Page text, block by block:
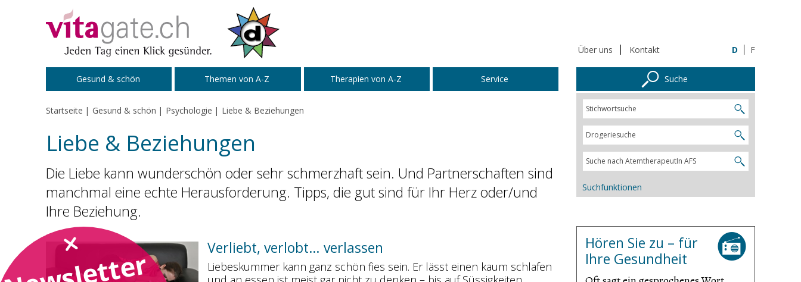
Über uns Kontakt D F
Gesund & schön Themen von A-Z Therapien von A-Z Service
Startseite Gesund & schön Psychologie Liebe & Beziehungen
Liebe & Beziehungen
Die Liebe kann wunderschön oder sehr schmerzhaft sein. Und Partnerschaften sind
manchmal eine echte Herausforderung. Tipps, die gut sind für Ihr Herz oder/und
Ihre Beziehung.
Verliebt, verlobt… verlassen
Liebeskummer kann ganz schön fies sein. Er lässt einen kaum schlafen
Suche
Suchfunktionen
Hören Sie zu – für
Ihre Gesundheit